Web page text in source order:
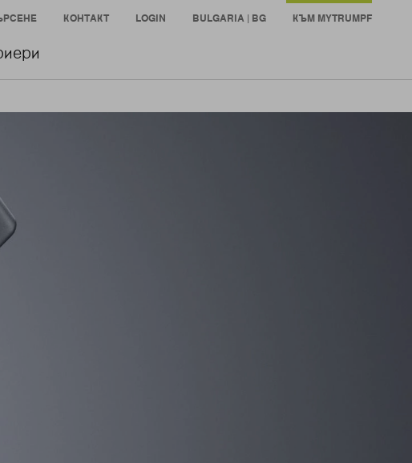
КОНТАКТ LOGIN BULGARIA | BG КЪМ MYTRUMPF